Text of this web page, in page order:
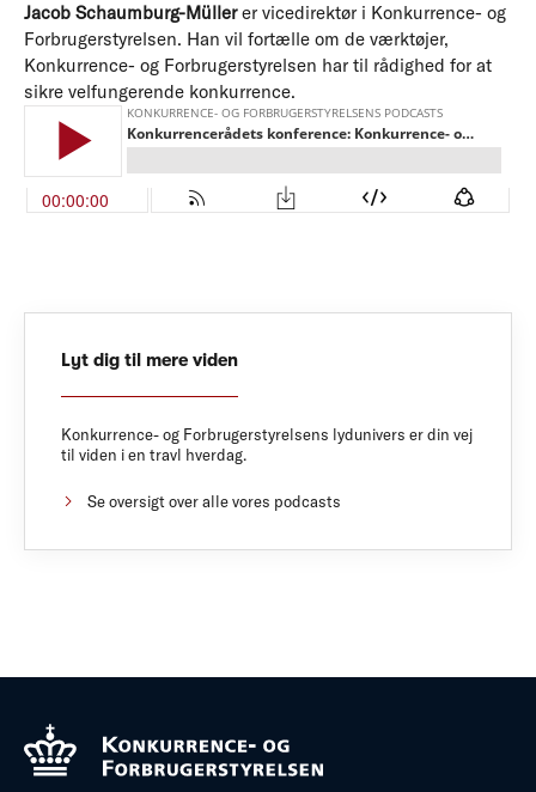
Jacob Schaumburg-Müllerer vicedirektør i Konkurrence- og
Forbrugerstyrelsen. Han vil fortælle om de værktøjer,
Konkurrence- og Forbrugerstyrelsen har til rådighed for at
sikre velfungerende konkurrence.
Lyt dig til mere viden
Konkurrence- og Forbrugerstyrelsens lydunivers er din vej
til viden i en travl hverdag.
Se oversigt over alle vores podcasts